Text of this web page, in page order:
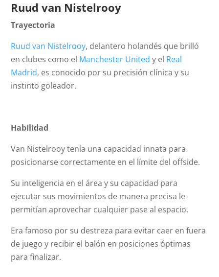
Ruud van Nistelrooy
Trayectoria
Ruud van Nistelrooy, delantero holandés que brilló
en clubes como el Manchester United y el Real
Madrid, es conocido por su precisión clínica y su
instinto goleador.
Habilidad
Van Nistelrooy tenía una capacidad innata para
posicionarse correctamente en el límite del offside.
Su inteligencia en el área y su capacidad para
ejecutar sus movimientos de manera precisa le
permitían aprovechar cualquier pase al espacio.
Era famoso por su destreza para evitar caer en fuera
de juego y recibir el balón en posiciones óptimas
para finalizar.